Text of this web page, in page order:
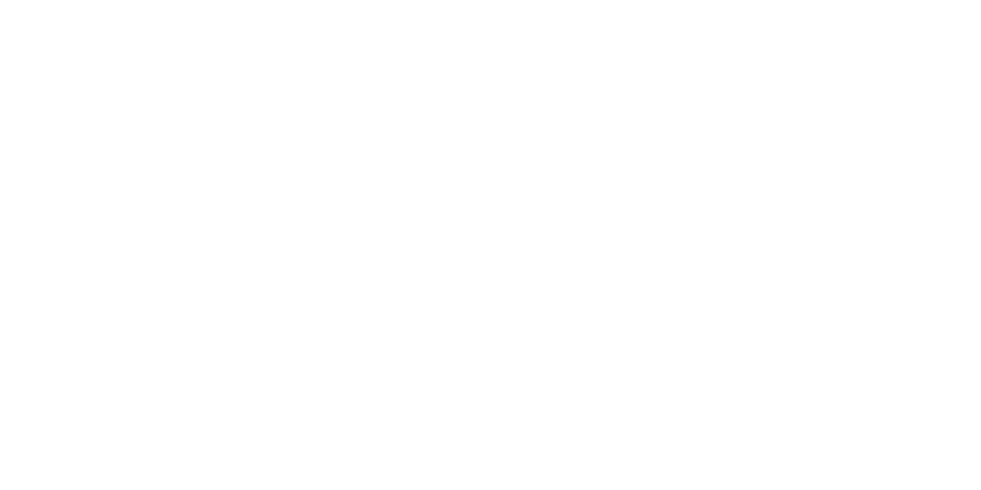
Details finden Sie
trusted sources, and more. Ask me "What else can you do?" to see how I can simplify your workday. How can I
and assist users in their flow of work. Agentforce Employee Agent can search knowledge articles and other